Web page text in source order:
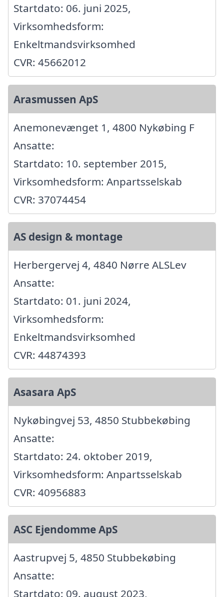
Startdato: 06. juni 2025,
Virksomhedsform:
Enkeltmandsvirksomhed
CVR: 45662012
Arasmussen ApS
Anemonevænget 1, 4800 Nykøbing F
Ansatte:
Startdato: 10. september 2015,
Virksomhedsform: Anpartsselskab
CVR: 37074454
AS design & montage
Herbergervej 4, 4840 Nørre ALSLev
Ansatte:
Startdato: 01. juni 2024,
Virksomhedsform:
Enkeltmandsvirksomhed
CVR: 44874393
Asasara ApS
Nykøbingvej 53, 4850 Stubbekøbing
Ansatte:
Startdato: 24. oktober 2019,
Virksomhedsform: Anpartsselskab
CVR: 40956883
ASC Ejendomme ApS
Aastrupvej 5, 4850 Stubbekøbing
Ansatte:
Startdato: 09. august 2023,